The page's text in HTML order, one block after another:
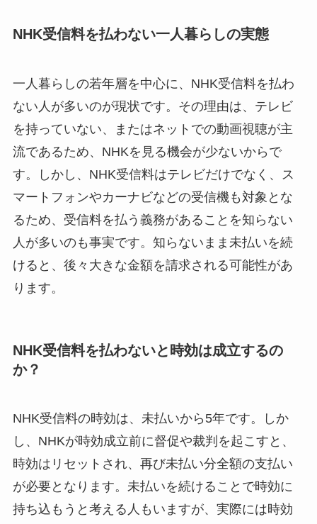
NHK受信料を払わない一人暮らしの実態
一人暮らしの若年層を中心に、NHK受信料を払わ
ない人が多いのが現状です。その理由は、テレビ
を持っていない、またはネットでの動画視聴が主
流であるため、NHKを見る機会が少ないからで
す。しかし、NHK受信料はテレビだけでなく、ス
マートフォンやカーナビなどの受信機も対象とな
るため、受信料を払う義務があることを知らない
人が多いのも事実です。知らないまま未払いを続
けると、後々大きな金額を請求される可能性があ
ります。
NHK受信料を払わないと時効は成立するの
か？
NHK受信料の時効は、未払いから5年です。しか
し、NHKが時効成立前に督促や裁判を起こすと、
時効はリセットされ、再び未払い分全額の支払い
が必要となります。未払いを続けることで時効に
持ち込もうと考える人もいますが、実際には時効